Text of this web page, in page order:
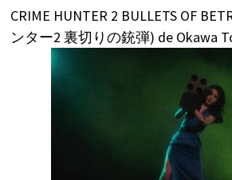
CRIME HUNTER 2 BULLETS OF
ンター2 裏切りの銃弾) de Okawa